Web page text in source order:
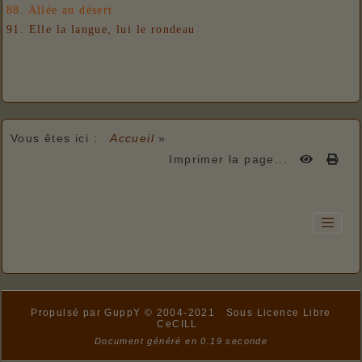
88. Allée au désert
91. Elle la langue, lui le rondeau
Vous êtes ici : Accueil »
Imprimer la page...
Propulsé par GuppY © 2004-2021
Sous Licence Libre
CeCILL
Document généré en 0.19 seconde